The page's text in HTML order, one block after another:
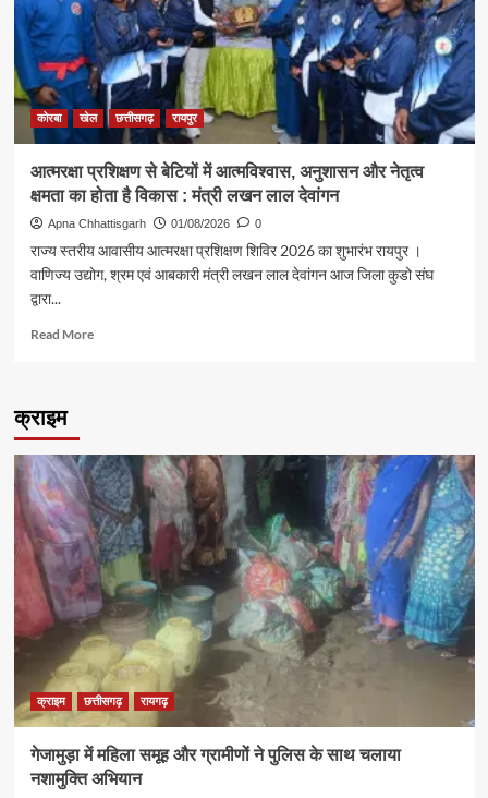
ज्ञानेश्वरी
यादव
का
मुख्यमंत्री
निवास
में
कोरबा खेल छत्तीसगढ़ रायपुर
आत्मरक्षा प्रशिक्षण से बेटियों में आत्मविश्वास, अनुशासन और नेतृत्व
क्षमता का होता है विकास : मंत्री लखन लाल देवांगन
Apna Chhattisgarh 01/08/2026 0
राज्य स्तरीय आवासीय आत्मरक्षा प्रशिक्षण शिविर 2026 का शुभारंभ रायपुर ।
वाणिज्य उद्योग, श्रम एवं आबकारी मंत्री लखन लाल देवांगन आज जिला कुडो संघ
द्वारा...
Read MoreRead
बेटियों
में
आत्मविश्वास,
अनुशासन
और
नेतृत्व
क्षमता
का
होता
है
विकास
:
मंत्री
लखन
लाल
देवांगन
क्राइम
क्राइम छत्तीसगढ़ रायगढ़
गेजामुड़ा में महिला समूह और ग्रामीणों ने पुलिस के साथ चलाया
नशामुक्ति अभियान